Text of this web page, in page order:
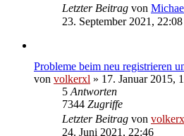
Letzter Beitrag von
23. September 2021, 22:08
Probleme beim neu registrieren
von volkerxl » 17. Januar 2015,
5 Antworten
7344 Zugriffe
Letzter Beitrag von
24. Juni 2021, 22:46